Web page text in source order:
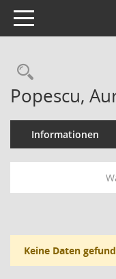
Toggle navigation
Popescu,
Informationen
Keine Daten